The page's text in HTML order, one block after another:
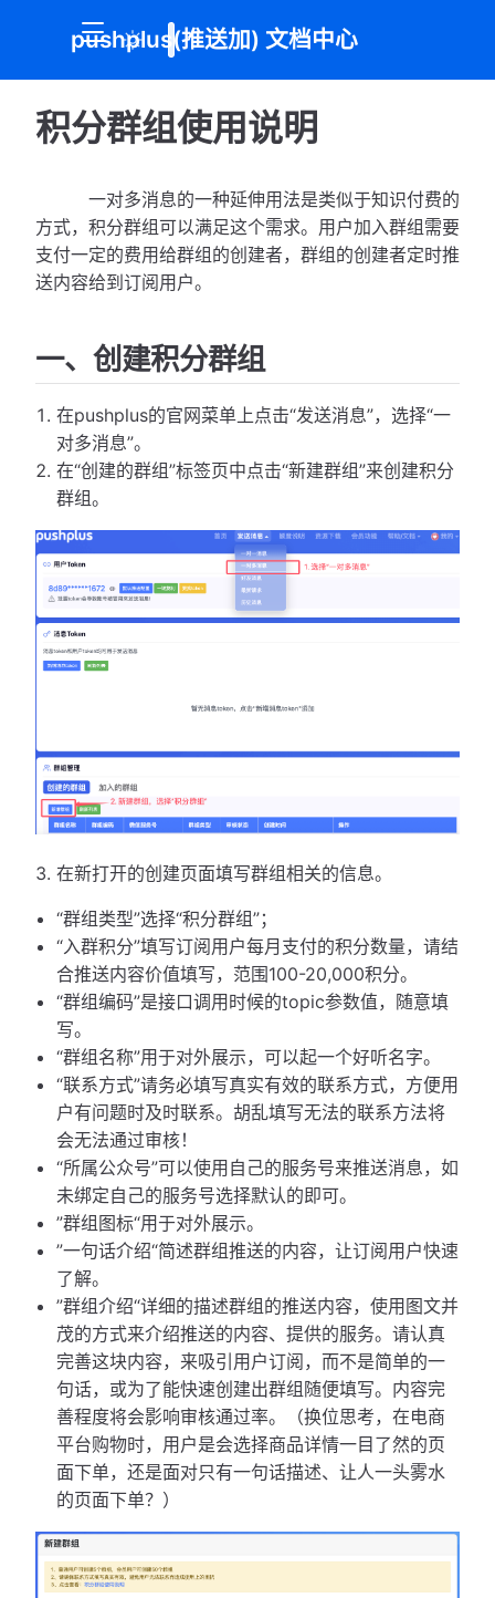
pushplus(推送加) 文档中心
积分群组使用说明
一对多消息的一种延伸用法是类似于知识付费的
方式，积分群组可以满足这个需求。用户加入群组需要
支付一定的费用给群组的创建者，群组的创建者定时推
送内容给到订阅用户。
一、创建积分群组
在pushplus的官网菜单上点击“发送消息”，选择“一
对多消息”。
在“创建的群组”标签页中点击“新建群组”来创建积分
群组。
在新打开的创建页面填写群组相关的信息。
“群组类型”选择“积分群组”；
“入群积分”填写订阅用户每月支付的积分数量，请结
合推送内容价值填写，范围100-20,000积分。
“群组编码”是接口调用时候的topic参数值，随意填
写。
“群组名称”用于对外展示，可以起一个好听名字。
“联系方式”请务必填写真实有效的联系方式，方便用
户有问题时及时联系。胡乱填写无法的联系方法将
会无法通过审核！
“所属公众号”可以使用自己的服务号来推送消息，如
未绑定自己的服务号选择默认的即可。
”群组图标“用于对外展示。
”一句话介绍“简述群组推送的内容，让订阅用户快速
了解。
”群组介绍“详细的描述群组的推送内容，使用图文并
茂的方式来介绍推送的内容、提供的服务。请认真
完善这块内容，来吸引用户订阅，而不是简单的一
句话，或为了能快速创建出群组随便填写。内容完
善程度将会影响审核通过率。（换位思考，在电商
平台购物时，用户是会选择商品详情一目了然的页
面下单，还是面对只有一句话描述、让人一头雾水
的页面下单？）